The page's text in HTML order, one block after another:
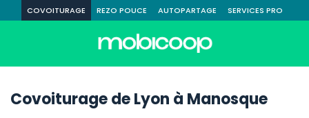
COVOITURAGE REZO POUCE AUTOPARTAGE SERVICES PRO
Covoiturage de Lyon à Manosque